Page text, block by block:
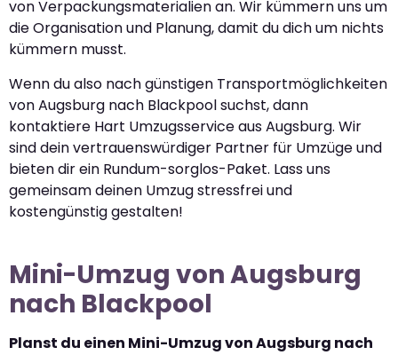
von Verpackungsmaterialien an. Wir kümmern uns um
die Organisation und Planung, damit du dich um nichts
kümmern musst.
Wenn du also nach günstigen Transportmöglichkeiten
von Augsburg nach Blackpool suchst, dann
kontaktiere Hart Umzugsservice aus Augsburg. Wir
sind dein vertrauenswürdiger Partner für Umzüge und
bieten dir ein Rundum-sorglos-Paket. Lass uns
gemeinsam deinen Umzug stressfrei und
kostengünstig gestalten!
Mini-Umzug von Augsburg
nach Blackpool
Planst du einen Mini-Umzug von Augsburg nach